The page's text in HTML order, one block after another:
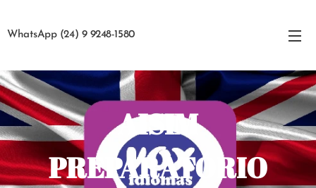
WhatsApp (24) 9 9248-1580
AISIM
PREPARATÓRIO